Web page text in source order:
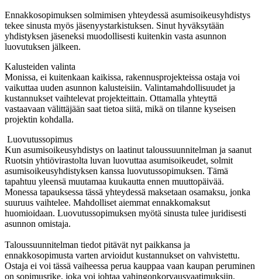
Ennakkosopimuksen solmimisen yhteydessä asumisoikeusyhdistys
tekee sinusta myös jäsenyystarkistuksen. Sinut hyväksytään
yhdistyksen jäseneksi muodollisesti kuitenkin vasta asunnon
luovutuksen jälkeen.
Kalusteiden valinta
Monissa, ei kuitenkaan kaikissa, rakennusprojekteissa ostaja voi
vaikuttaa uuden asunnon kalusteisiin. Valintamahdollisuudet ja
kustannukset vaihtelevat projekteittain. Ottamalla yhteyttä
vastaavaan välittäjään saat tietoa siitä, mikä on tilanne kyseisen
projektin kohdalla.
Luovutussopimus
Kun asumisoikeusyhdistys on laatinut taloussuunnitelman ja saanut
Ruotsin yhtiövirastolta luvan luovuttaa asumisoikeudet, solmit
asumisoikeusyhdistyksen kanssa luovutussopimuksen. Tämä
tapahtuu yleensä muutamaa kuukautta ennen muuttopäivää.
Monessa tapauksessa tässä yhteydessä maksetaan osamaksu, jonka
suuruus vaihtelee. Mahdolliset aiemmat ennakkomaksut
huomioidaan. Luovutussopimuksen myötä sinusta tulee juridisesti
asunnon omistaja.
Taloussuunnitelman tiedot pitävät nyt paikkansa ja
ennakkosopimusta varten arvioidut kustannukset on vahvistettu.
Ostaja ei voi tässä vaiheessa perua kauppaa vaan kaupan peruminen
on sopimusrike, joka voi johtaa vahingonkorvausvaatimuksiin.